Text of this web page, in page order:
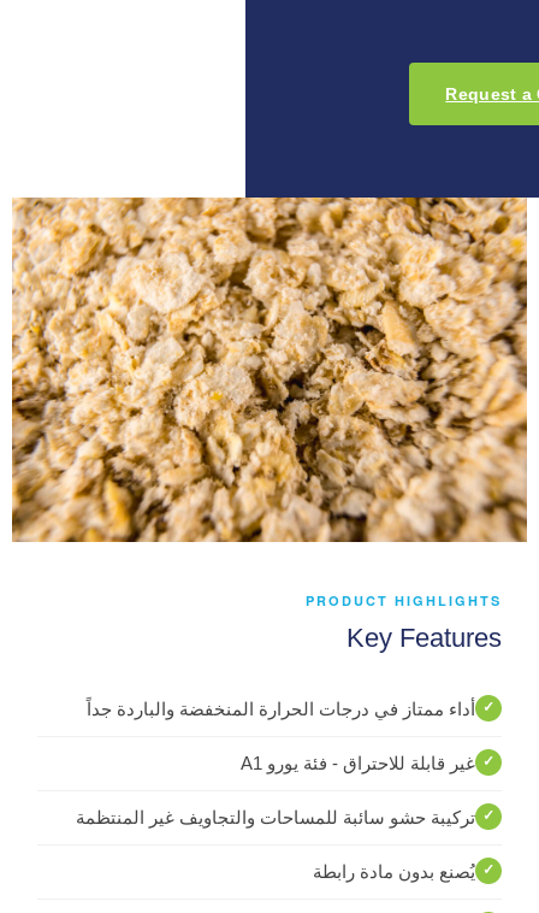
PRODUCT HIGHLIGHTS
Key Features
أداء ممتاز في درجات الحرارة المنخفضة والباردة جداً
غير قابلة للاحتراق - فئة يورو A1
تركيبة حشو سائبة للمساحات والتجاويف غير المنتظمة
يُصنع بدون مادة رابطة